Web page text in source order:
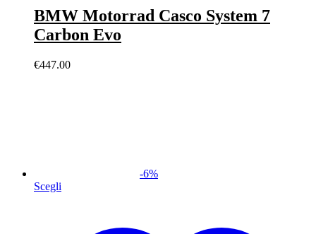
BMW Motorrad Casco System 7
Carbon Evo
€447.00
-6%
Scegli